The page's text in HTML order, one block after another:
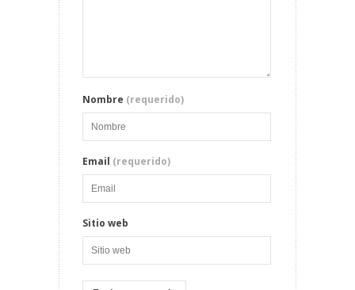
Nombre (requerido)
Email (requerido)
Sitio web